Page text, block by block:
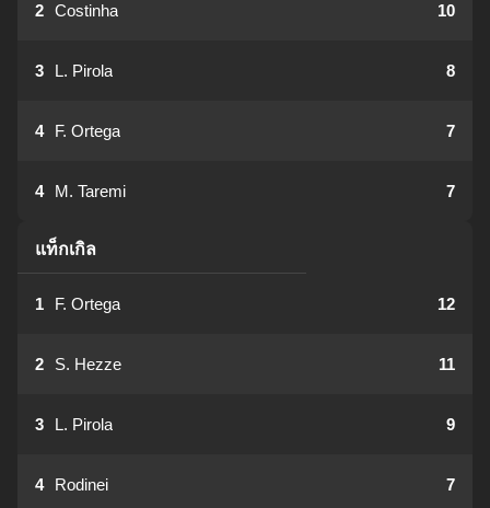
2 Costinha 10
3 L. Pirola 8
4 F. Ortega 7
4 M. Taremi 7
แท็กเกิล
1 F. Ortega 12
2 S. Hezze 11
3 L. Pirola 9
4 Rodinei 7